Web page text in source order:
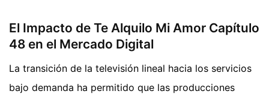
El Impacto de Te Alquilo Mi Amor Capítulo
48 en el Mercado Digital
La transición de la televisión lineal hacia los servicios
bajo demanda ha permitido que las producciones